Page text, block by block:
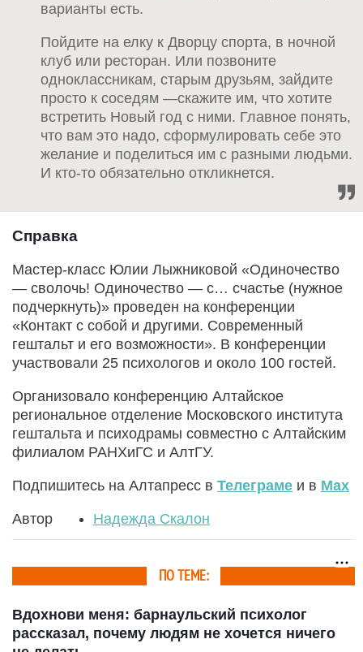
варианты есть.
Пойдите на елку к Дворцу спорта, в ночной
клуб или ресторан. Или позвоните
одноклассникам, старым друзьям, зайдите
просто к соседям —скажите им, что хотите
встретить Новый год с ними. Главное понять,
что вам это надо, сформулировать себе это
желание и поделиться им с разными людьми.
И кто-то обязательно откликнется.
Справка
Мастер-класс Юлии Лыжниковой «Одиночество
— сволочь! Одиночество — с… счастье (нужное
подчеркнуть)» проведен на конференции
«Контакт с собой и другими. Современный
гештальт и его возможности». В конференции
участвовали 25 психологов и около 100 гостей.
Организовало конференцию Алтайское
региональное отделение Московского института
гештальта и психодрамы совместно с Алтайским
филиалом РАНХиГС и АлтГУ.
Подпишитесь на Алтапресс в Телеграме и в Max
Автор Надежда Скалон
ПО ТЕМЕ:
Вдохнови меня: барнаульский психолог
рассказал, почему людям не хочется ничего